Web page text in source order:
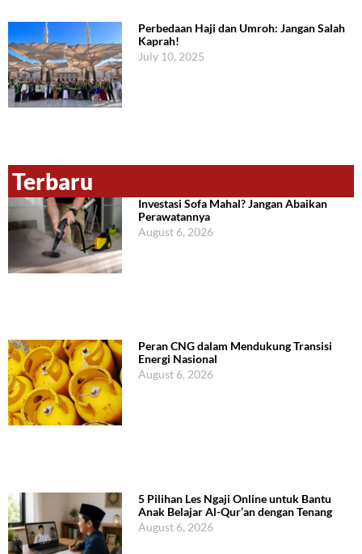
Perbedaan Haji dan Umroh: Jangan Salah
Kaprah!
July 10, 2025
Terbaru
Investasi Sofa Mahal? Jangan Abaikan
Perawatannya
August 6, 2026
Peran CNG dalam Mendukung Transisi
Energi Nasional
August 6, 2026
5 Pilihan Les Ngaji Online untuk Bantu
Anak Belajar Al-Qur’an dengan Tenang
August 6, 2026